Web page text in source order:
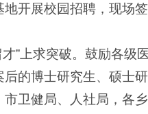
地开展校园招聘，现场
才”上求突破。鼓励各
后的博士研究生、硕士
市卫健局、人社局，各